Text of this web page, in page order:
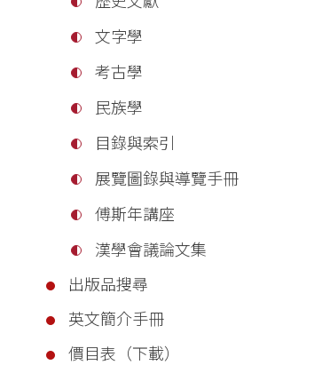
文字學
考古學
民族學
目錄與索引
展覽圖錄與導覽手冊
傅斯年講座
漢學會議論文集
出版品搜尋
英文簡介手冊
價目表（下載）